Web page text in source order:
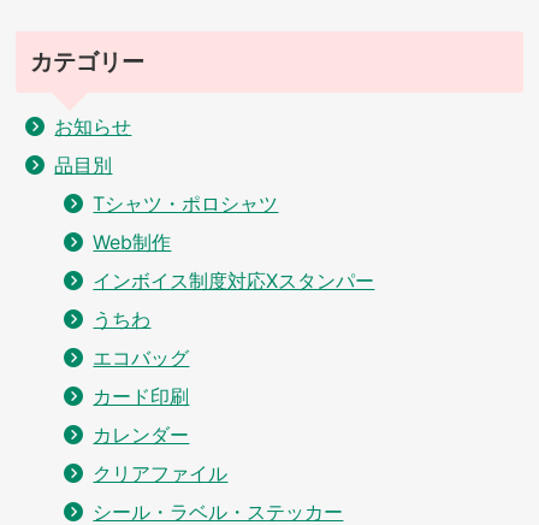
カテゴリー
お知らせ
品目別
Tシャツ・ポロシャツ
Web制作
インボイス制度対応Xスタンパー
うちわ
エコバッグ
カード印刷
カレンダー
クリアファイル
シール・ラベル・ステッカー